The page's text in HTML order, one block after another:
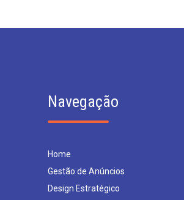
Navegação
Home
Gestão de Anúncios
Design Estratégico